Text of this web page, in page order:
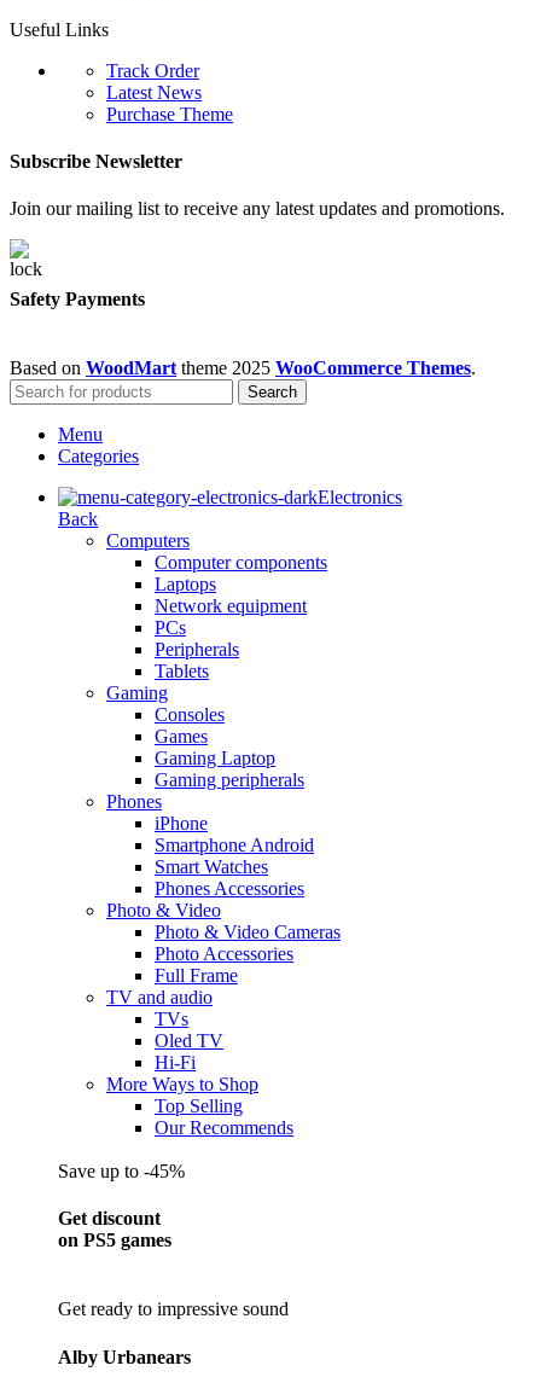
Useful Links
Track Order
Latest News
Purchase Theme
Subscribe Newsletter
Join our mailing list to receive any latest updates and promotions.
Safety Payments
Based on WoodMart theme 2025 WooCommerce Themes.
Search
Menu
Categories
Electronics
Back
Computers
Computer components
Laptops
Network equipment
PCs
Peripherals
Tablets
Gaming
Consoles
Games
Gaming Laptop
Gaming peripherals
Phones
iPhone
Smartphone Android
Smart Watches
Phones Accessories
Photo & Video
Photo & Video Cameras
Photo Accessories
Full Frame
TV and audio
TVs
Oled TV
Hi-Fi
More Ways to Shop
Top Selling
Our Recommends
Save up to -45%
Get discount
on PS5 games
Get ready to impressive sound
Alby Urbanears